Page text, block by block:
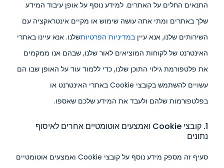
התנאים החלים על האתרים. למידע נוסף על אופן עיבוד המידע
שלך באתרים ומתי אתה עושה שימוש או מקיים אינטראקציה עם
השירותים שלנו, אנא עיין במדיניות הפרטיותשלנו. אנא עיינו באתרי
האינטרנט של לקוחות המוציאים לאור שלנו, שבהם אנו ממקמים
את פלטפורמת גילוי התוכן שלנו, כדי ללמוד עוד על האופן שבו הם
עשויים להשתמש בקובצי Cookie באתרי האינטרנט או
בפלטפורמות שלהם ולעבד את המידע שלכם שאספו.
1. קובצי Cookie ואמצעים אוטומטיים אחרים לאיסוף
נתונים
סעיף זה מספק מידע נוסף על קובצי Cookie ואמצעים אוטומטיים